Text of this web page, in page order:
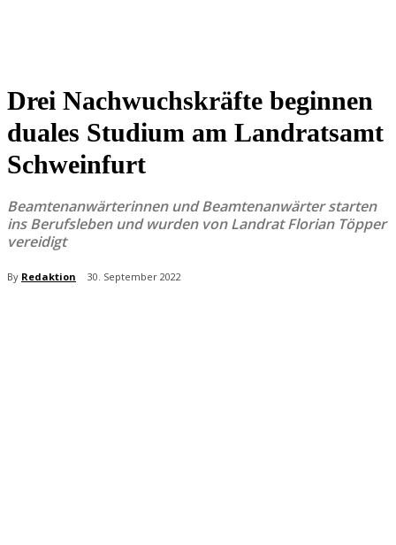
Drei Nachwuchskräfte beginnen
duales Studium am Landratsamt
Schweinfurt
Beamtenanwärterinnen und Beamtenanwärter starten
ins Berufsleben und wurden von Landrat Florian Töpper
vereidigt
By Redaktion 30. September 2022